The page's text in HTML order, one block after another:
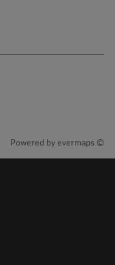
Powered by evermaps ©